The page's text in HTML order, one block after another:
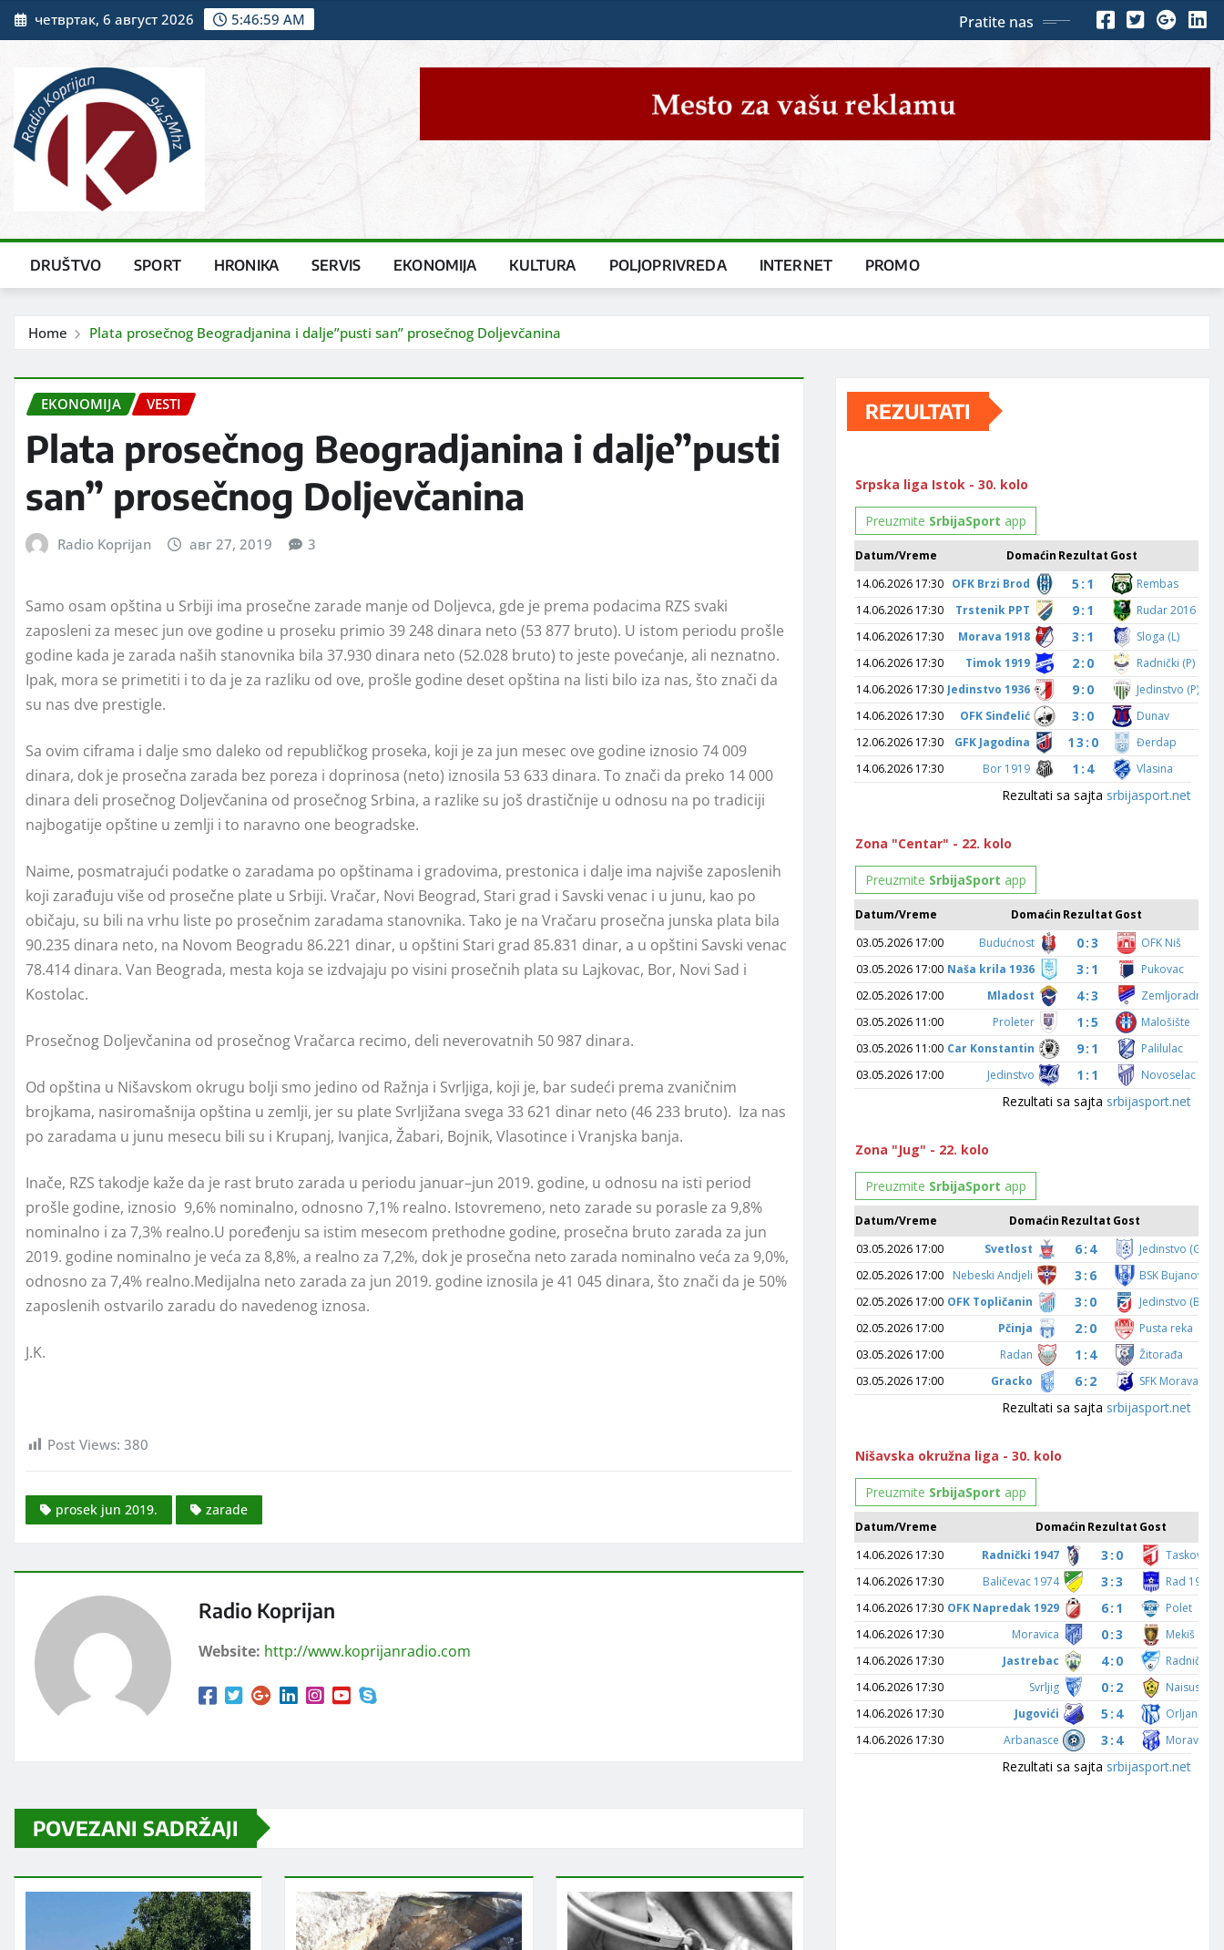
Skip
to
четвртак, 6 август 2026 5:47:00 AM Pratite nas
DRUŠTVO SPORT HRONIKA SERVIS EKONOMIJA KULTURA POLJOPRIVREDA INTERNET PROMO
Home Plata prosečnog Beogradjanina i dalje”pusti san” prosečnog Doljevčanina
EKONOMIJA VESTI
Plata prosečnog Beogradjanina i dalje”pusti
san” prosečnog Doljevčanina
Radio Koprijan авг 27, 2019 3
Samo osam opština u Srbiji ima prosečne zarade manje od Doljevca, gde je prema podacima RZS svaki
zaposleni za mesec jun ove godine u proseku primio 39 248 dinara neto (53 877 bruto). U istom periodu prošle
godine kada je zarada naših stanovnika bila 37.930 dinara neto (52.028 bruto) to jeste povećanje, ali neznatno.
Ipak, mora se primetiti i to da je za razliku od ove, prošle godine deset opština na listi bilo iza nas, što znači da
su nas dve prestigle.
Sa ovim ciframa i dalje smo daleko od republičkog proseka, koji je za jun mesec ove godine iznosio 74 009
dinara, dok je prosečna zarada bez poreza i doprinosa (neto) iznosila 53 633 dinara. To znači da preko 14 000
dinara deli prosečnog Doljevčanina od prosečnog Srbina, a razlike su još drastičnije u odnosu na po tradiciji
najbogatije opštine u zemlji i to naravno one beogradske.
Naime, posmatrajući podatke o zaradama po opštinama i gradovima, prestonica i dalje ima najviše zaposlenih
koji zarađuju više od prosečne plate u Srbiji. Vračar, Novi Beograd, Stari grad i Savski venac i u junu, kao po
običaju, su bili na vrhu liste po prosečnim zaradama stanovnika. Tako je na Vračaru prosečna junska plata bila
90.235 dinara neto, na Novom Beogradu 86.221 dinar, u opštini Stari grad 85.831 dinar, a u opštini Savski venac
78.414 dinara. Van Beograda, mesta koja se izdvajaju po visini prosečnih plata su Lajkovac, Bor, Novi Sad i
Kostolac.
Prosečnog Doljevčanina od prosečnog Vračarca recimo, deli neverovatnih 50 987 dinara.
Od opština u Nišavskom okrugu bolji smo jedino od Ražnja i Svrljiga, koji je, bar sudeći prema zvaničnim
brojkama, nasiromašnija opština u zemlji, jer su plate Svrljižana svega 33 621 dinar neto (46 233 bruto). Iza nas
po zaradama u junu mesecu bili su i Krupanj, Ivanjica, Žabari, Bojnik, Vlasotince i Vranjska banja.
Inače, RZS takodje kaže da je rast bruto zarada u periodu januar–jun 2019. godine, u odnosu na isti period
prošle godine, iznosio 9,6% nominalno, odnosno 7,1% realno. Istovremeno, neto zarade su porasle za 9,8%
nominalno i za 7,3% realno.U poređenju sa istim mesecom prethodne godine, prosečna bruto zarada za jun
2019. godine nominalno je veća za 8,8%, a realno za 7,2%, dok je prosečna neto zarada nominalno veća za 9,0%,
odnosno za 7,4% realno.Medijalna neto zarada za jun 2019. godine iznosila je 41 045 dinara, što znači da je 50%
zaposlenih ostvarilo zaradu do navedenog iznosa.
J.K.
Post Views: 380
prosek jun 2019. zarade
Radio Koprijan
Website: http://www.koprijanradio.com
POVEZANI SADRŽAJI
REZULTATI